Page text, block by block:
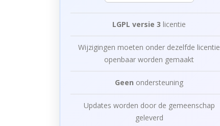
LGPL versie 3 licentie
Wijzigingen moeten onder dezelfde licentie
openbaar worden gemaakt
Geen ondersteuning
Updates worden door de gemeenschap
geleverd